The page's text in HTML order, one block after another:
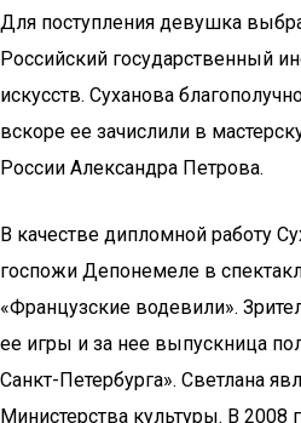
Для поступления девушка
Российский государственный
искусств. Суханова
вскоре ее зачислили в
России Александра Петрова.
В качестве дипломной работу
госпожи Депонемеле в
«Французские водевили».
ее игры и за нее выпускница
Санкт-Петербурга». Светлана
Министерства культуры. В 2008